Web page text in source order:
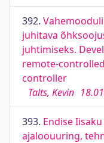
392.
juhitava
juhtimiseks.
remote-
controller
Talts, Kevin
393. Endise
ajaloouuring,